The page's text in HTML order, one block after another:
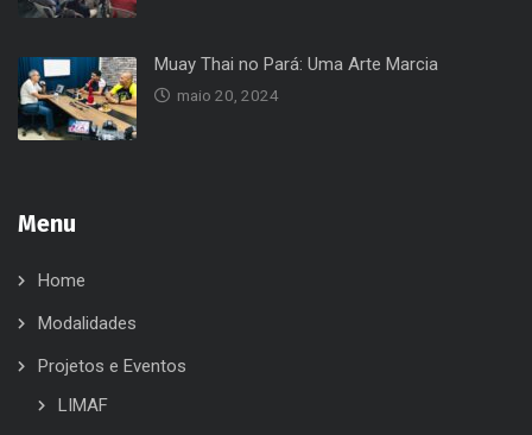
Muay Thai no Pará: Uma Arte Marcia
maio 20, 2024
Menu
Home
Modalidades
Projetos e Eventos
LIMAF